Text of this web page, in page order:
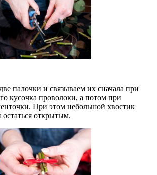
палочки и связываем их сначала при
кусочка проволоки, а потом при
При этом небольшой хвостик
открытым.